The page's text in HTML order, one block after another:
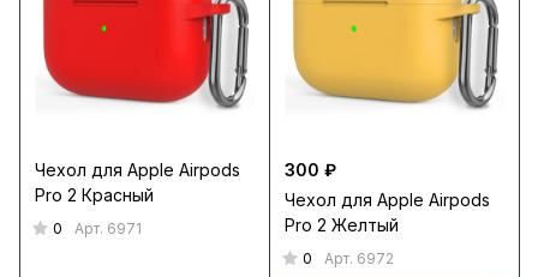
Чехол для Apple Airpods
Pro 2 Красный
0 Арт. 6971
300 ₽
Чехол для Apple Airpods
Pro 2 Желтый
0 Арт. 6972